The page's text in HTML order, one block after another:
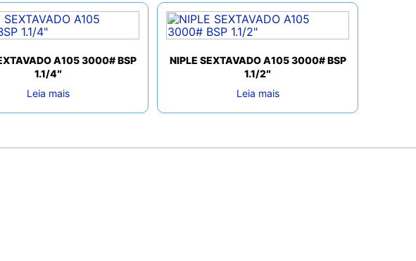
A105 3000# BSP
1.1/4″
Leia mais
NIPLE SEXTAVADO A105 3000# BSP
1.1/2″
Leia mais